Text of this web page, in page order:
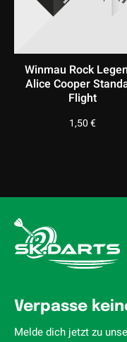
Winmau Rock
Alice Cooper
Flight
1,50€
Verpasse
Melde dich jetzt zu